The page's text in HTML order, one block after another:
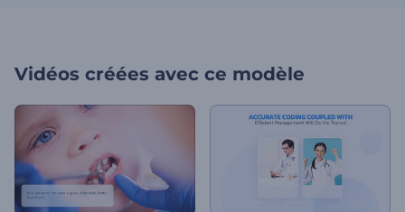
Vidéos créées avec ce modèle